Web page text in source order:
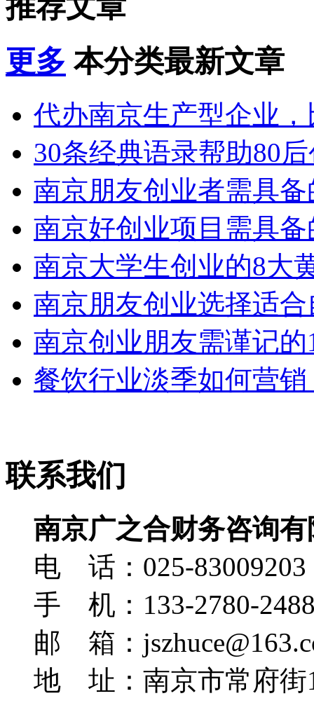
推荐文章
更多 本分类最新文章
代办南京生产型企业
30条经典语录帮助80
南京朋友创业者需具备
南京好创业项目需具
南京大学生创业的8大
南京朋友创业选择适
南京创业朋友需谨记的
餐饮行业淡季如何营
联系我们
南京广之合财务咨询
电 话：025-83009203
手 机：133-2780-
邮 箱：
地 址：南京市常府街